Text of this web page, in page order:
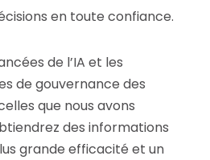
en toute confiance.
de l’IA et les
de gouvernance des
que nous avons
des informations
grande efficacité et un